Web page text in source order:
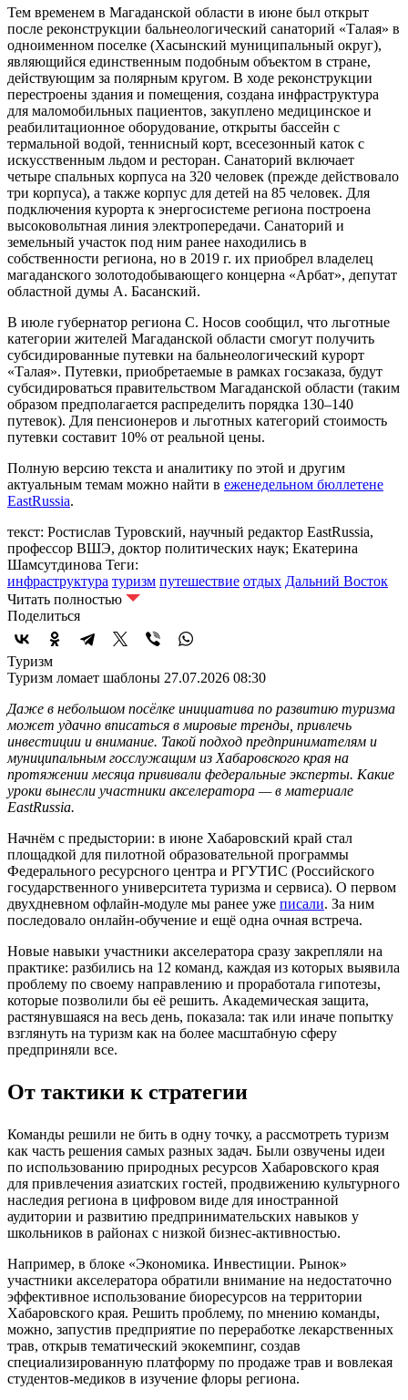
Тем временем в Магаданской области в июне был открыт
после реконструкции бальнеологический санаторий «Талая» в
одноименном поселке (Хасынский муниципальный округ),
являющийся единственным подобным объектом в стране,
действующим за полярным кругом. В ходе реконструкции
перестроены здания и помещения, создана инфраструктура
для маломобильных пациентов, закуплено медицинское и
реабилитационное оборудование, открыты бассейн с
термальной водой, теннисный корт, всесезонный каток с
искусственным льдом и ресторан. Санаторий включает
четыре спальных корпуса на 320 человек (прежде действовало
три корпуса), а также корпус для детей на 85 человек. Для
подключения курорта к энергосистеме региона построена
высоковольтная линия электропередачи. Санаторий и
земельный участок под ним ранее находились в
собственности региона, но в 2019 г. их приобрел владелец
магаданского золотодобывающего концерна «Арбат», депутат
областной думы А. Басанский.
В июле губернатор региона С. Носов сообщил, что льготные
категории жителей Магаданской области смогут получить
субсидированные путевки на бальнеологический курорт
«Талая». Путевки, приобретаемые в рамках госзаказа, будут
субсидироваться правительством Магаданской области (таким
образом предполагается распределить порядка 130–140
путевок). Для пенсионеров и льготных категорий стоимость
путевки составит 10% от реальной цены.
Полную версию текста и аналитику по этой и другим
актуальным темам можно найти в еженедельном бюллетене
EastRussia.
текст: Ростислав Туровский, научный редактор EastRussia,
профессор ВШЭ, доктор политических наук; Екатерина
Шамсутдинова Теги:
инфраструктура туризм путешествие отдых Дальний Восток
Читать полностью
Поделиться
Туризм
Туризм ломает шаблоны 27.07.2026 08:30
Даже в небольшом посёлке инициатива по развитию туризма
может удачно вписаться в мировые тренды, привлечь
инвестиции и внимание. Такой подход предпринимателям и
муниципальным госслужащим из Хабаровского края на
протяжении месяца прививали федеральные эксперты. Какие
уроки вынесли участники акселератора — в материале
EastRussia.
Начнём с предыстории: в июне Хабаровский край стал
площадкой для пилотной образовательной программы
Федерального ресурсного центра и РГУТИС (Российского
государственного университета туризма и сервиса). О первом
двухдневном офлайн-модуле мы ранее уже писали. За ним
последовало онлайн-обучение и ещё одна очная встреча.
Новые навыки участники акселератора сразу закрепляли на
практике: разбились на 12 команд, каждая из которых выявила
проблему по своему направлению и проработала гипотезы,
которые позволили бы её решить. Академическая защита,
растянувшаяся на весь день, показала: так или иначе попытку
взглянуть на туризм как на более масштабную сферу
предприняли все.
От тактики к стратегии
Команды решили не бить в одну точку, а рассмотреть туризм
как часть решения самых разных задач. Были озвучены идеи
по использованию природных ресурсов Хабаровского края
для привлечения азиатских гостей, продвижению культурного
наследия региона в цифровом виде для иностранной
аудитории и развитию предпринимательских навыков у
школьников в районах с низкой бизнес-активностью.
Например, в блоке «Экономика. Инвестиции. Рынок»
участники акселератора обратили внимание на недостаточно
эффективное использование биоресурсов на территории
Хабаровского края. Решить проблему, по мнению команды,
можно, запустив предприятие по переработке лекарственных
трав, открыв тематический экокемпинг, создав
специализированную платформу по продаже трав и вовлекая
студентов-медиков в изучение флоры региона.